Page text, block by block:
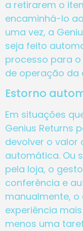
a retirarem o
encaminhá-lo
uma vez, a
seja feito
processo para
de operação da
Estorno
Em situações
Genius Returns
devolver o valor
automática. Ou
pela loja, o
conferência e
manualmente,
experiência
menos uma